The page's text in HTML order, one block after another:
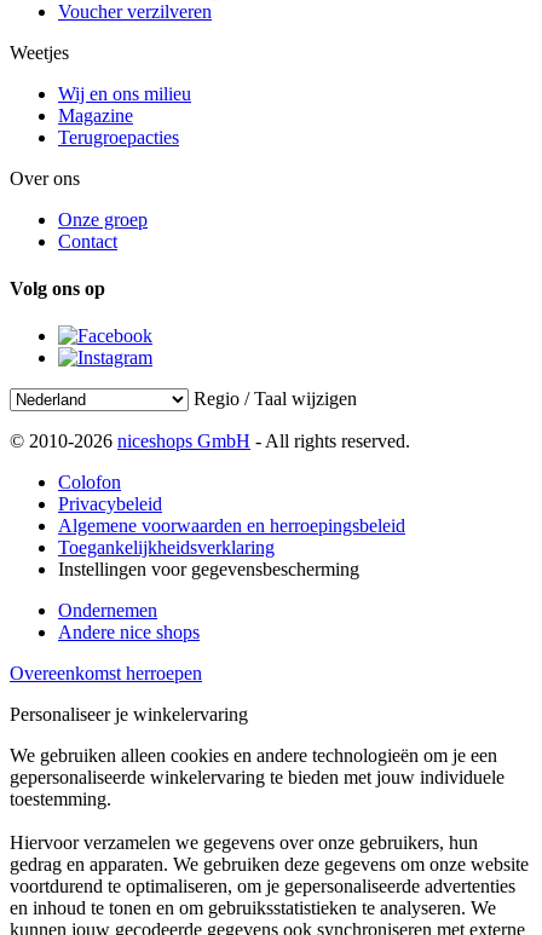
Voucher verzilveren
Weetjes
Wij en ons milieu
Magazine
Terugroepacties
Over ons
Onze groep
Contact
Volg ons op
Regio / Taal wijzigen
© 2010-2026 niceshops GmbH - All rights reserved.
Colofon
Privacybeleid
Algemene voorwaarden en herroepingsbeleid
Toegankelijkheidsverklaring
Instellingen voor gegevensbescherming
Ondernemen
Andere nice shops
Overeenkomst herroepen
Personaliseer je winkelervaring
We gebruiken alleen cookies en andere technologieën om je een
gepersonaliseerde winkelervaring te bieden met jouw individuele
toestemming.
Hiervoor verzamelen we gegevens over onze gebruikers, hun
gedrag en apparaten. We gebruiken deze gegevens om onze website
voortdurend te optimaliseren, om je gepersonaliseerde advertenties
en inhoud te tonen en om gebruiksstatistieken te analyseren. We
kunnen jouw gecodeerde gegevens ook synchroniseren met externe